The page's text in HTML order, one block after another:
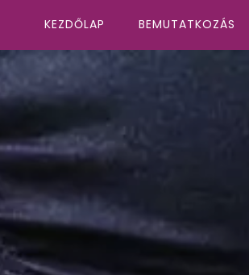
KEZDŐLAP BEMUTATKOZÁS